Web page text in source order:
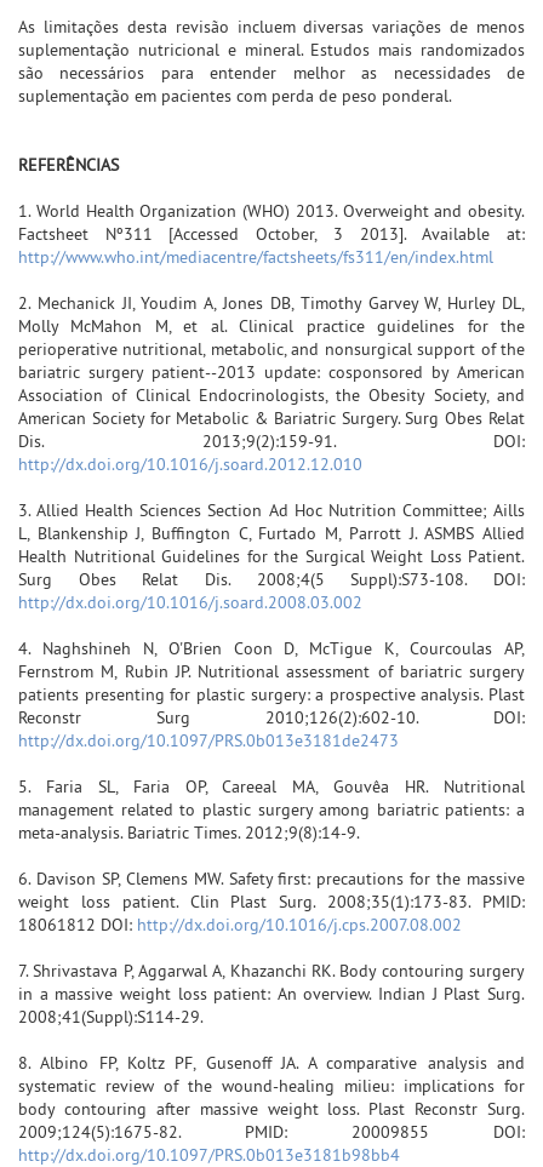
As limitações desta revisão incluem diversas variações de menos
suplementação nutricional e mineral. Estudos mais randomizados
são necessários para entender melhor as necessidades de
suplementação em pacientes com perda de peso ponderal.
REFERÊNCIAS
1. World Health Organization (WHO) 2013. Overweight and obesity.
Factsheet Nº311 [Accessed October, 3 2013]. Available at:
http://www.who.int/mediacentre/factsheets/fs311/en/index.html
2. Mechanick JI, Youdim A, Jones DB, Timothy Garvey W, Hurley DL,
Molly McMahon M, et al. Clinical practice guidelines for the
perioperative nutritional, metabolic, and nonsurgical support of the
bariatric surgery patient--2013 update: cosponsored by American
Association of Clinical Endocrinologists, the Obesity Society, and
American Society for Metabolic & Bariatric Surgery. Surg Obes Relat
Dis. 2013;9(2):159-91. DOI:
http://dx.doi.org/10.1016/j.soard.2012.12.010
3. Allied Health Sciences Section Ad Hoc Nutrition Committee; Aills
L, Blankenship J, Buffington C, Furtado M, Parrott J. ASMBS Allied
Health Nutritional Guidelines for the Surgical Weight Loss Patient.
Surg Obes Relat Dis. 2008;4(5 Suppl):S73-108. DOI:
http://dx.doi.org/10.1016/j.soard.2008.03.002
4. Naghshineh N, O'Brien Coon D, McTigue K, Courcoulas AP,
Fernstrom M, Rubin JP. Nutritional assessment of bariatric surgery
patients presenting for plastic surgery: a prospective analysis. Plast
Reconstr Surg 2010;126(2):602-10. DOI:
http://dx.doi.org/10.1097/PRS.0b013e3181de2473
5. Faria SL, Faria OP, Careeal MA, Gouvêa HR. Nutritional
management related to plastic surgery among bariatric patients: a
meta-analysis. Bariatric Times. 2012;9(8):14-9.
6. Davison SP, Clemens MW. Safety first: precautions for the massive
weight loss patient. Clin Plast Surg. 2008;35(1):173-83. PMID:
18061812 DOI: http://dx.doi.org/10.1016/j.cps.2007.08.002
7. Shrivastava P, Aggarwal A, Khazanchi RK. Body contouring surgery
in a massive weight loss patient: An overview. Indian J Plast Surg.
2008;41(Suppl):S114-29.
8. Albino FP, Koltz PF, Gusenoff JA. A comparative analysis and
systematic review of the wound-healing milieu: implications for
body contouring after massive weight loss. Plast Reconstr Surg.
2009;124(5):1675-82. PMID: 20009855 DOI:
http://dx.doi.org/10.1097/PRS.0b013e3181b98bb4